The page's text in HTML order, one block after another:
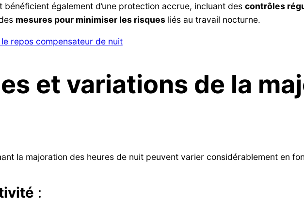
bénéficient également d’une protection accrue, incluant des contrôles
mesures pour minimiser les risquesliés au travail nocturne.
repos compensateur de nuit
et variations de la
la majoration des heures de nuit peuvent varier considérablement en
: